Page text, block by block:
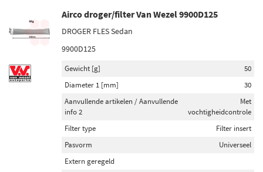
Resultaten
×
Diederichs (1)
Nissens (12)
Ava Cooling (12)
Valeo (13)
Airco droger/filter Van Wezel 9900D125
DROGER FLES Sedan
9900D125
Gewicht [g]
50
Diameter 1 [mm]
30
Aanvullende artikelen / Aanvullende
info 2
Met
vochtigheidcontrole
Filter type
Filter insert
Pasvorm
Universeel
Extern geregeld